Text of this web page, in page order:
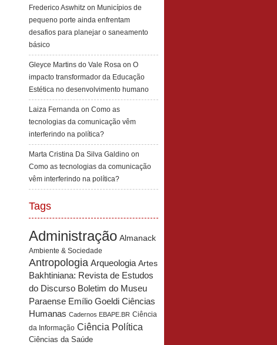
Frederico Aswhitz on Municípios de
pequeno porte ainda enfrentam
desafios para planejar o saneamento
básico
Gleyce Martins do Vale Rosa on O
impacto transformador da Educação
Estética no desenvolvimento humano
Laiza Fernanda on Como as
tecnologias da comunicação vêm
interferindo na política?
Marta Cristina Da Silva Galdino on
Como as tecnologias da comunicação
vêm interferindo na política?
Tags
Administração Almanack
Ambiente & Sociedade
Antropologia Arqueologia Artes
Bakhtiniana: Revista de Estudos
do Discurso Boletim do Museu
Paraense Emílio Goeldi Ciências
Humanas Cadernos EBAPE.BR Ciência
da Informação Ciência Política
Ciências da Saúde